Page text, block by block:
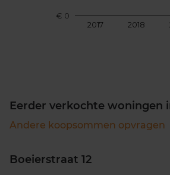
2017 2018
€ 0
Eerder verkochte woningen
Andere koopsommen opvragen
Boeierstraat 12